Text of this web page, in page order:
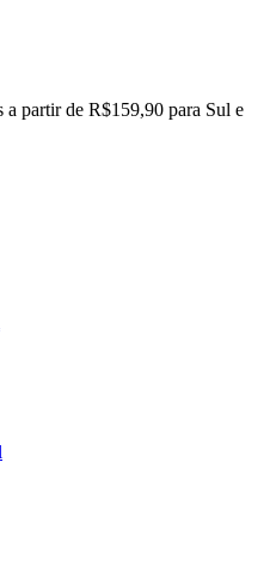
partir de R$159,90 para Sul e